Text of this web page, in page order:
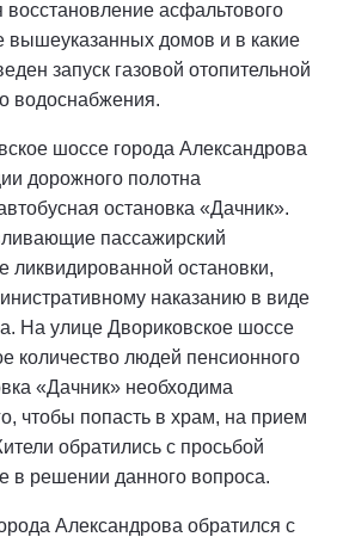
восстановление асфальтового
вышеуказанных домов и в какие
запуск газовой отопительной
водоснабжения.
шоссе города Александрова
дорожного полотна
остановка «Дачник».
пассажирский
ликвидированной остановки,
наказанию в виде
На улице Двориковское шоссе
количество людей пенсионного
«Дачник» необходима
чтобы попасть в храм, на прием
обратились с просьбой
в решении данного вопроса.
Александрова обратился с